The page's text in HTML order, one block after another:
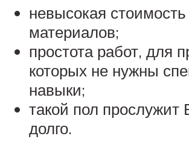
невысокая стоимость
материалов;
простота работ, для
которых не нужны
навыки;
такой пол прослужит
долго.